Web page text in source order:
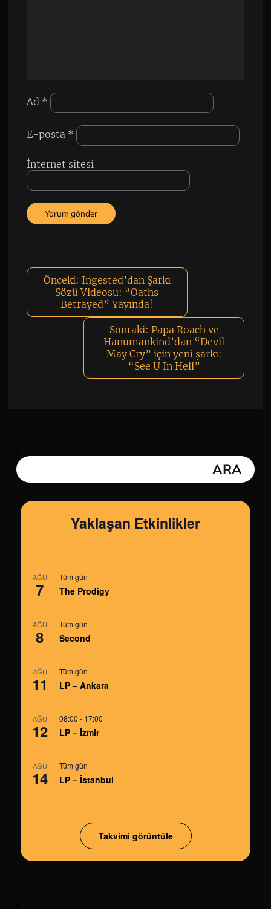
Ad *
E-posta *
İnternet sitesi
Önceki: Ingested’dan Şarkı
Sözü Videosu: “Oaths
Betrayed” Yayında!
Sonraki: Papa Roach ve
Hanumankind’dan “Devil
May Cry” için yeni şarkı:
“See U In Hell”
Yaklaşan Etkinlikler
AĞU
7
Tüm gün
The Prodigy
AĞU
8
Tüm gün
Second
AĞU
11
Tüm gün
LP – Ankara
AĞU
12
08:00 - 17:00
LP – İzmir
AĞU
14
Tüm gün
LP – İstanbul
Takvimi görüntüle